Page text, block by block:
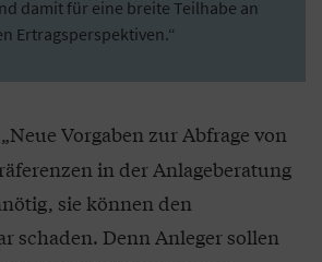
damit für eine breite Teilhabe an
Ertragsperspektiven.“
„Neue Vorgaben zur Abfrage von
in der Anlageberatung
sie können den
schaden. Denn Anleger sollen